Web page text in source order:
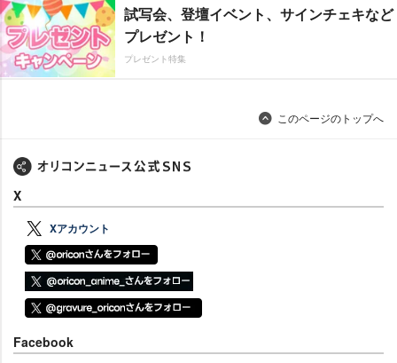
試写会、登壇イベント、サインチェキなど
プレゼント！
プレゼント特集
このページのトップへ
X
Xアカウント
Facebook